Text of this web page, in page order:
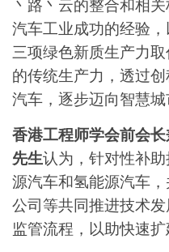
丶路丶云的整合和相
汽车工业成功的经验
三项绿色新质生产力
的传统生产力，透过
汽车，逐步迈向智慧城
香港工程师学会前会
先生认为，针对性补
源汽车和氢能源汽车
公司等共同推进技术
监管流程，以助快速扩